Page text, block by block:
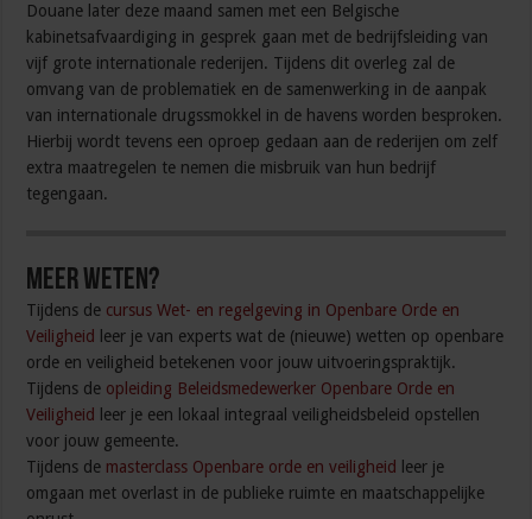
Douane later deze maand samen met een Belgische
kabinetsafvaardiging in gesprek gaan met de bedrijfsleiding van
vijf grote internationale rederijen. Tijdens dit overleg zal de
omvang van de problematiek en de samenwerking in de aanpak
van internationale drugssmokkel in de havens worden besproken.
Hierbij wordt tevens een oproep gedaan aan de rederijen om zelf
extra maatregelen te nemen die misbruik van hun bedrijf
tegengaan.
Meer weten?
Tijdens de cursus Wet- en regelgeving in Openbare Orde en
Veiligheid
leer je van experts wat de (nieuwe) wetten op openbare
orde en veiligheid betekenen voor jouw uitvoeringspraktijk.
Tijdens de opleiding Beleidsmedewerker Openbare Orde en
Veiligheid
leer je een lokaal integraal veiligheidsbeleid opstellen
voor jouw gemeente.
Tijdens de masterclass Openbare orde en veiligheid
leer je
omgaan met overlast in de publieke ruimte en maatschappelijke